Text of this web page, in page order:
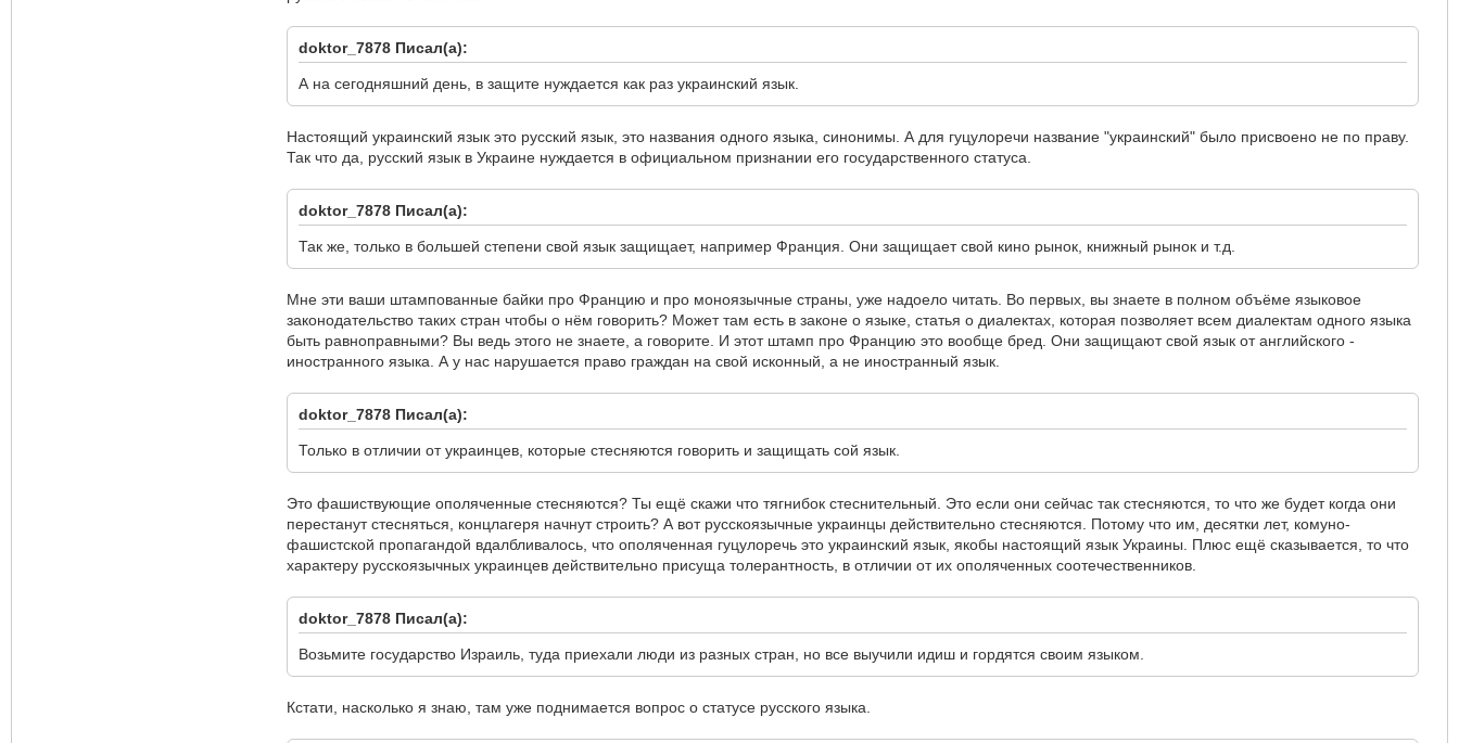
doktor_7878 Писал(а):
А на сегодняшний день, в защите нуждается как раз украинский язык.
Настоящий украинский язык это русский язык, это названия одного языка, синонимы. А для гуцулоречи название "украинский" было присвоено не по праву.
Так что да, русский язык в Украине нуждается в официальном признании его государственного статуса.
doktor_7878 Писал(а):
Так же, только в большей степени свой язык защищает, например Франция. Они защищает свой кино рынок, книжный рынок и т.д.
Мне эти ваши штампованные байки про Францию и про моноязычные страны, уже надоело читать. Во первых, вы знаете в полном объёме языковое
законодательство таких стран чтобы о нём говорить? Может там есть в законе о языке, статья о диалектах, которая позволяет всем диалектам одного языка
быть равноправными? Вы ведь этого не знаете, а говорите. И этот штамп про Францию это вообще бред. Они защищают свой язык от английского -
иностранного языка. А у нас нарушается право граждан на свой исконный, а не иностранный язык.
doktor_7878 Писал(а):
Только в отличии от украинцев, которые стесняются говорить и защищать сой язык.
Это фашиствующие ополяченные стесняются? Ты ещё скажи что тягнибок стеснительный. Это если они сейчас так стесняются, то что же будет когда они
перестанут стесняться, концлагеря начнут строить? А вот русскоязычные украинцы действительно стесняются. Потому что им, десятки лет, комуно-
фашистской пропагандой вдалбливалось, что ополяченная гуцулоречь это украинский язык, якобы настоящий язык Украины. Плюс ещё сказывается, то что
характеру русскоязычных украинцев действительно присуща толерантность, в отличии от их ополяченных соотечественников.
doktor_7878 Писал(а):
Возьмите государство Израиль, туда приехали люди из разных стран, но все выучили идиш и гордятся своим языком.
Кстати, насколько я знаю, там уже поднимается вопрос о статусе русского языка.